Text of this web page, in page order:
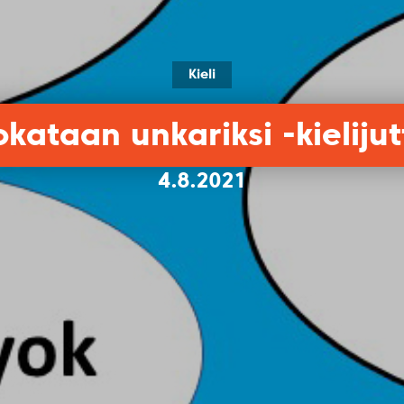
Kieli
unkariksi -
4.8.2021